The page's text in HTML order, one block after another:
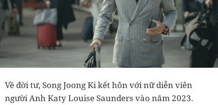
Về đời tư, Song Joong Ki kết hôn với nữ diễn viên
người Anh Katy Louise Saunders vào năm 2023.